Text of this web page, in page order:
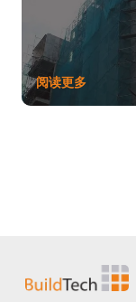
阅读更多